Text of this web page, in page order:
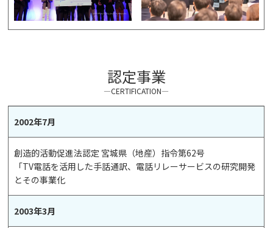
認定事業
―CERTIFICATION―
2002年7月
創造的活動促進法認定 宮城県（地産）指令第62号
「TV電話を活用した手話通訳、電話リレーサービスの研究開発
とその事業化
2003年3月